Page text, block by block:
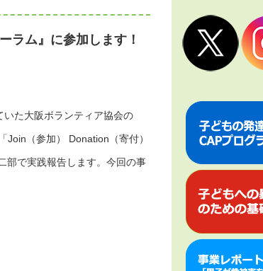
ラム』に参加します！
た大阪ボランティア協会の
（参加） Donation（寄付）
部で実践報告します。今回の事